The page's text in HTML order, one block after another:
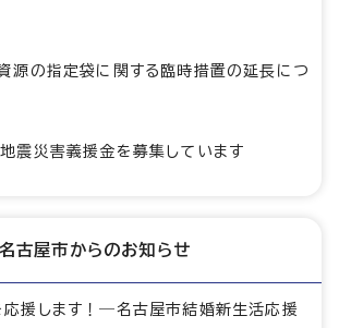
源の指定袋に関する臨時措置の延長につ
震災害義援金を募集しています
名古屋市からのお知らせ
応援します！―名古屋市結婚新生活応援